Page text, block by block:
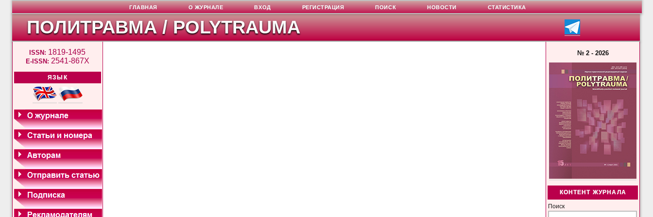
ПОЛИТРАВМА / POLYTRAUMA
ISSN: 1819-1495
E-ISSN: 2541-867X
ЯЗЫК
№ 2 - 2026
КОНТЕНТ ЖУРНАЛА
Поиск
ГЛАВНАЯ О ЖУРНАЛЕ ВХОД РЕГИСТРАЦИЯ ПОИСК НОВОСТИ СТАТИСТИКА